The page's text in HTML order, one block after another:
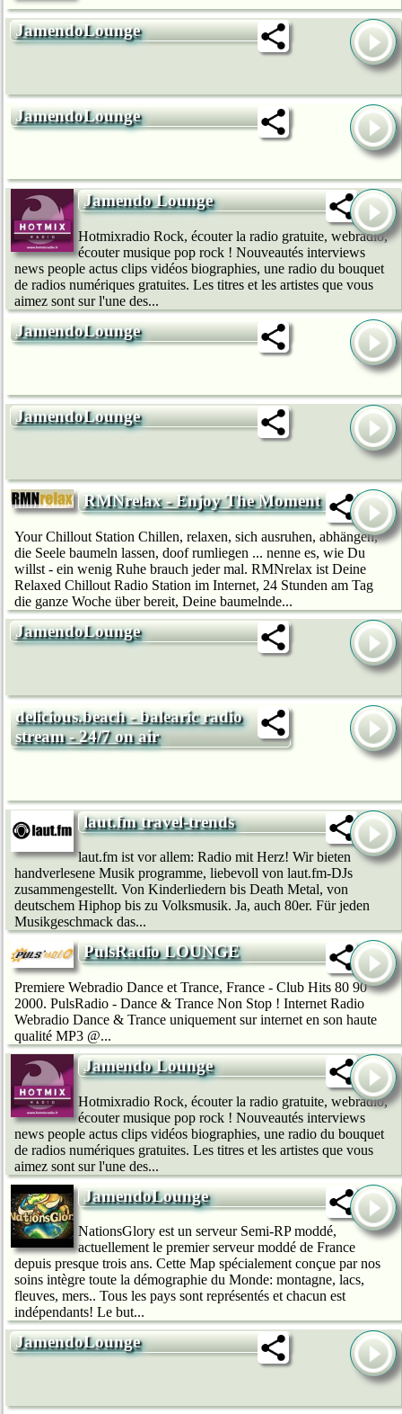
JamendoLounge
JamendoLounge
Jamendo Lounge
Hotmixradio Rock, écouter la radio gratuite, webradio,
écouter musique pop rock ! Nouveautés interviews
news people actus clips vidéos biographies, une radio du bouquet
de radios numériques gratuites. Les titres et les artistes que vous
aimez sont sur l'une des...
JamendoLounge
JamendoLounge
RMNrelax - Enjoy The Moment
Your Chillout Station Chillen, relaxen, sich ausruhen, abhängen,
die Seele baumeln lassen, doof rumliegen ... nenne es, wie Du
willst - ein wenig Ruhe brauch jeder mal. RMNrelax ist Deine
Relaxed Chillout Radio Station im Internet, 24 Stunden am Tag
die ganze Woche über bereit, Deine baumelnde...
JamendoLounge
delicious.beach - balearic radio
stream - 24/7 on air
laut.fm travel-trends
laut.fm ist vor allem: Radio mit Herz! Wir bie­ten
handverlesene Musik programme, liebevoll von laut.fm-DJs
zusammengestellt. Von Kinderliedern bis Death Metal, von
deutschem Hip­hop bis zu Volksmusik. Ja, auch 80er. Für jeden
Musikgeschmack das...
PulsRadio LOUNGE
Premiere Webradio Dance et Trance, France - Club Hits 80 90
2000. PulsRadio - Dance & Trance Non Stop ! Internet Radio
Webradio Dance & Trance uniquement sur internet en son haute
qualité MP3 @...
Jamendo Lounge
Hotmixradio Rock, écouter la radio gratuite, webradio,
écouter musique pop rock ! Nouveautés interviews
news people actus clips vidéos biographies, une radio du bouquet
de radios numériques gratuites. Les titres et les artistes que vous
aimez sont sur l'une des...
JamendoLounge
NationsGlory est un serveur Semi-RP moddé,
actuellement le premier serveur moddé de France
depuis presque trois ans. Cette Map spécialement conçue par nos
soins intègre toute la démographie du Monde: montagne, lacs,
fleuves, mers.. Tous les pays sont représentés et chacun est
indépendants! Le but...
JamendoLounge